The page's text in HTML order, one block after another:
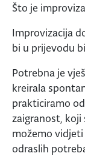
Što je
Improvizacija
bi u prijevodu
Potrebna je
kreirala
prakticiramo
zaigranost, koji
možemo
odraslih